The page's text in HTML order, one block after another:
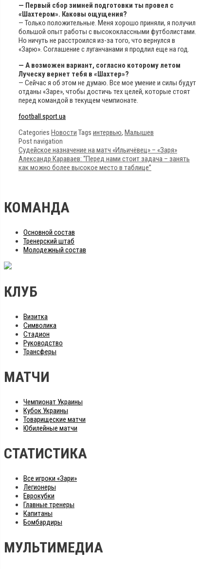
— Первый сбор зимней подготовки ты провел с
«Шахтером». Каковы ощущения?
— Только положительные. Меня хорошо приняли, я получил
большой опыт работы с высококлассными футболистами.
Но ничуть не расстроился из-за того, что вернулся в
«Зарю». Соглашение с луганчанами я продлил еще на год.
— А возможен вариант, согласно которому летом
Луческу вернет тебя в «Шахтер»?
— Сейчас я об этом не думаю. Все мое умение и силы будут
отданы «Заре», чтобы достичь тех целей, которые стоят
перед командой в текущем чемпионате.
football.sport.ua
Categories Новости Tags интервью, Малышев
Post navigation
Судейское назначение на матч «Ильичёвец» – «Заря»
Александр Караваев: “Перед нами стоит задача – занять
как можно более высокое место в таблице”
КОМАНДА
Основной состав
Тренерский штаб
Молодежный состав
КЛУБ
Визитка
Символика
Стадион
Руководство
Трансферы
МАТЧИ
Чемпионат Украины
Кубок Украины
Товарищеские матчи
Юбилейные матчи
СТАТИСТИКА
Все игроки «Зари»
Легионеры
Еврокубки
Главные тренеры
Капитаны
Бомбардиры
МУЛЬТИМЕДИА